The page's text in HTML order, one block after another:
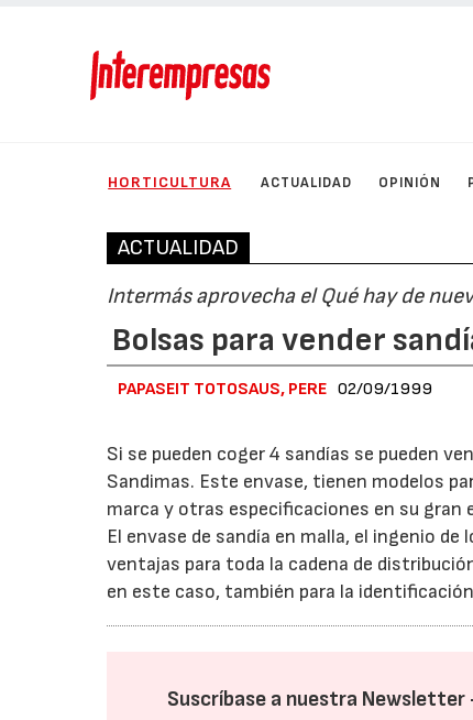
HORTICULTURA ACTUALIDAD OPINIÓN
ACTUALIDAD
Intermás aprovecha el Qué hay de
Bolsas para vender
PAPASEIT TOTOSAUS, PERE 02/09/1999
Si se pueden coger 4 sandías se pueden
Sandimas. Este envase, tienen modelos
marca y otras especificaciones en su gran
El envase de sandía en malla, el ingenio
ventajas para toda la cadena de
en este caso, también para la
Suscríbase a nuestra Newsletter